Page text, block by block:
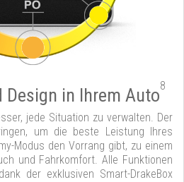
in Ihrem Auto8
jede Situation zu verwalten. Der
um die beste Leistung Ihres
Modus den Vorrang gibt, zu einem
und Fahrkomfort. Alle Funktionen
der exklusiven Smart-DrakeBox